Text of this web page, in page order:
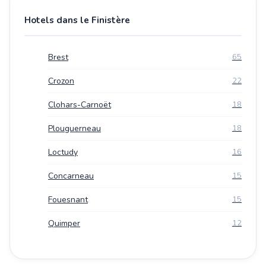
Hotels dans le Finistère
Brest 65
Crozon 22
Clohars-Carnoët 18
Plouguerneau 18
Loctudy 16
Concarneau 15
Fouesnant 15
Quimper 12